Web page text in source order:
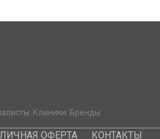
Клиники. Бренды.
ОФЕРТА КОНТАКТЫ